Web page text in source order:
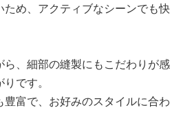
め、アクティブなシーンでも快
ら、細部の縫製にもこだわりが感
です。
富で、お好みのスタイルに合わ